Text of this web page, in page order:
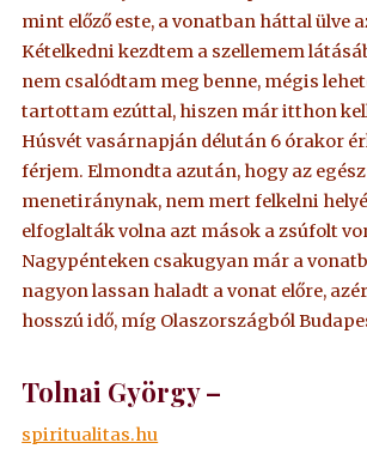
mint előző este, a vonatban háttal ülve
Kételkedni kezdtem a szellemem
nem csalódtam meg benne, mégis
tartottam ezúttal, hiszen már itthon
Húsvét vasárnapján délután 6 órakor
férjem. Elmondta azután, hogy az
menetiránynak, nem mert felkelni
elfoglalták volna azt mások a zsúfolt
Nagypénteken csakugyan már a
nagyon lassan haladt a vonat előre,
hosszú idő, míg Olaszországból
Tolnai György –
spiritualitas.hu